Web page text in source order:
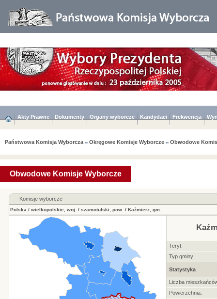
Akty Prawne Dokumenty Organy wyborcze Kandydaci Frekwencja
Państwowa Komisja Wyborcza Okręgowe Komisje Wyborcze Obwodowe
Obwodowe Komisje Wyborcze
Komisje wyborcze
Polska / wielkopolskie, woj. / szamotulski, pow. / Kaźmierz, gm.
Teryt:
Typ gminy:
Statystyka
Liczba
Powierzchnia: